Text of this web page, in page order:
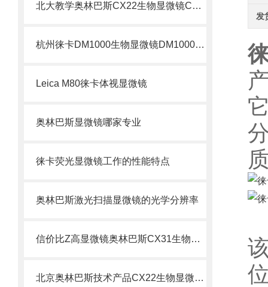
北大教学奥林巴斯CX22生物显微镜CX22显微镜参数
杭州徕卡DM1000生物显微镜DM1000显微镜
Leica M80徕卡体视显微镜
奥林巴斯显微镜哪家专业
徕卡荧光显微镜工作的性能特点
奥林巴斯激光扫描显微镜的光学分辨率
信价比Z高显微镜奥林巴斯CX31生物显微镜CX31奥林巴斯
北京奥林巴斯技术产品CX22生物显微镜CX22
发